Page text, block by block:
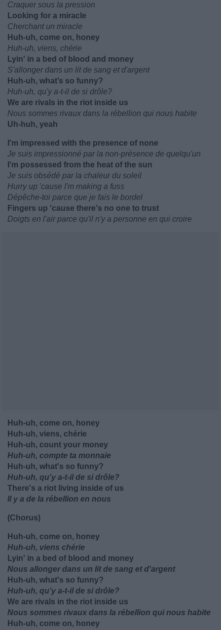
Craquer sous la pression
Looking for a miracle
Cherchant un miracle
Huh-uh, come on, honey
Huh-uh, viens, chérie
Lyin' in a bed of blood and money
S'allonger dans un lit de sang et d'argent
Huh-uh, what’s so funny?
Huh-uh, qu'y a-t-il de si drôle?
We are rivals in the riot inside us
Nous sommes rivaux dans la rébellion qui nous habite
Uh-huh, yeah
I'm impressed with the presence of none
Je suis impressionné par la non-présence de quelqu'un
I'm possessed from the heat of the sun
Je suis obsédé par la chaleur du soleil
Hurry up 'cause I'm making a fuss
Dépêche-toi parce que je fais le bordel
Fingers up 'cause there's no one to trust
Doigts en l'air parce qu'il n'y a personne en qui croire
Huh-uh, come on, honey
Huh-uh, viens, chérie
Huh-uh, count your money
Huh-uh, compte ta monnaie
Huh-uh, what's so funny?
Huh-uh, qu'y a-t-il de si drôle?
There's a riot living inside of us
Il y a de la rébellion en nous
(Chorus)
Huh-uh, come on, honey
Huh-uh, viens chérie
Lyin' in a bed of blood and money
Nous allonger dans un lit de sang et d'argent
Huh-uh, what's so funny?
Huh-uh, qu'y a-t-il de si drôle?
We are rivals in the riot inside us
Nous sommes rivaux dans la rébellion qui nous habite
Huh-uh, come on, honey